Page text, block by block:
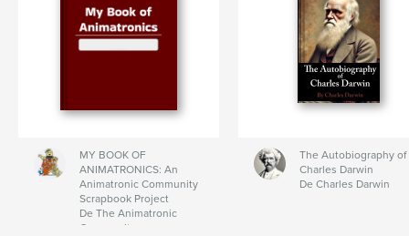
MY BOOK OF
ANIMATRONICS: An
Animatronic Community
Scrapbook Project
De The Animatronic
Community
The Autobiography of
Charles Darwin
De Charles Darwin